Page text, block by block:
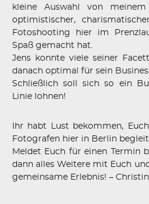
kleine Auswahl von
optimistischer,
Fotoshooting hier im
Spaß gemacht hat.
Jens konnte viele seiner
danach optimal für sein
Schließlich soll sich so ein
Linie lohnen!
Ihr habt Lust bekommen,
Fotografen hier in Berlin
Meldet Euch für einen Termin
dann alles Weitere mit Euch
gemeinsame Erlebnis! –